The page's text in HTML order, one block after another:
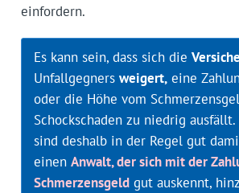
einfordern.
Es kann sein, dass sich die
Unfallgegners weigert,eine
oder die Höhe vom
Schockschaden zu niedrig
sind deshalb in der Regel gut
einen Anwalt, der sich mit der
Schmerzensgeldgut auskennt,